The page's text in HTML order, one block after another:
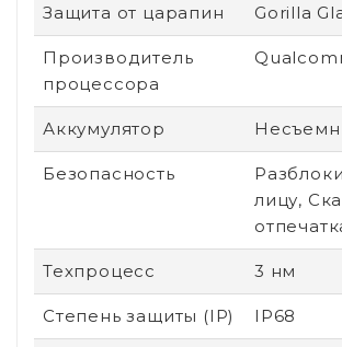
Защита от царапин Gorilla
Производитель
процессора
Аккумулятор
Безопасность
лицу,
Техпроцесс 3 нм
Степень защиты (IP) IP68